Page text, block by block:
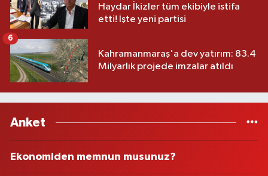
Haydar İkizler tüm ekibiyle istifa
etti! İşte yeni partisi
Kahramanmaraş'a dev yatırım: 83.4
Milyarlık projede imzalar atıldı
6
Anket
Ekonomiden memnun musunuz?